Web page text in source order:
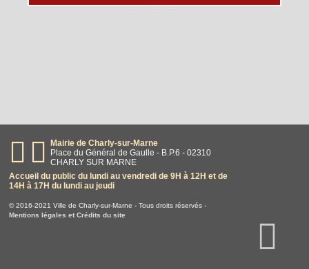
Mairie de Charly-sur-Marne
Place du Général de Gaulle - B.P.6 - 02310
CHARLY SUR MARNE
Accueil du public du lundi au vendredi de 9H à 12H et de
14H à 17H du lundi au jeudi
© 2016-2021 Ville de Charly-sur-Marne - Tous droits réservés -
Mentions légales et Crédits du site